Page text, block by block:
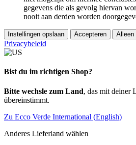
gegevens die als gevolg hiervan
nooit aan derden worden
Instellingen opslaan Accepteren Alleen
Privacybeleid
Bist du im richtigen Shop?
Bitte wechsle zum Land, das mit deiner
übereinstimmt.
Zu Ecco Verde International (English)
Anderes Lieferland wählen